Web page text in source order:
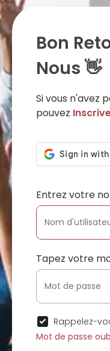
Bon
Nous 👋
Si vous n'avez
pouvez
Entrez votre
Tapez votre
Rappelez-
Mot de passe